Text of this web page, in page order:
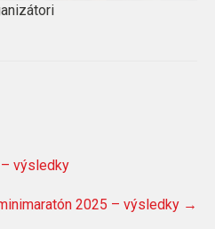
výsledky
2025 – výsledky →